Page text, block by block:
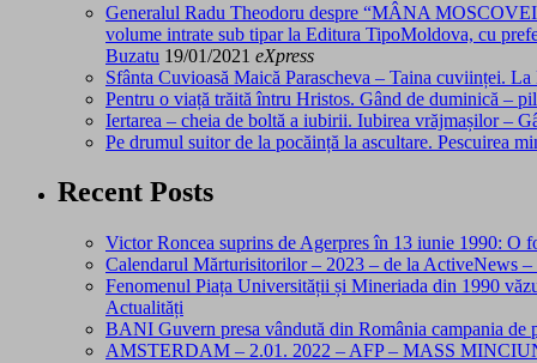
Generalul Radu Theodoru despre “MÂNA
volume intrate sub tipar la Editura TipoMoldova, cu
Buzatu 19/01/2021 eXpress
Sfânta Cuvioasă Maică Parascheva – Taina cuviinței.
Pentru o viață trăită întru Hristos. Gând de duminică –
Iertarea – cheia de boltă a iubirii. Iubirea vrăjmașilor –
Pe drumul suitor de la pocăință la ascultare. Pescuirea
Recent Posts
Victor Roncea suprins de Agerpres în 13 iunie 1990: O
Calendarul Mărturisitorilor – 2023 – de la
Fenomenul Piața Universității și Mineriada din 1990
Actualități
BANI Guvern presa vândută din România campania
AMSTERDAM – 2.01. 2022 – AFP – MASS